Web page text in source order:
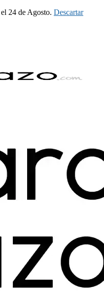
24 de Agosto. Descartar